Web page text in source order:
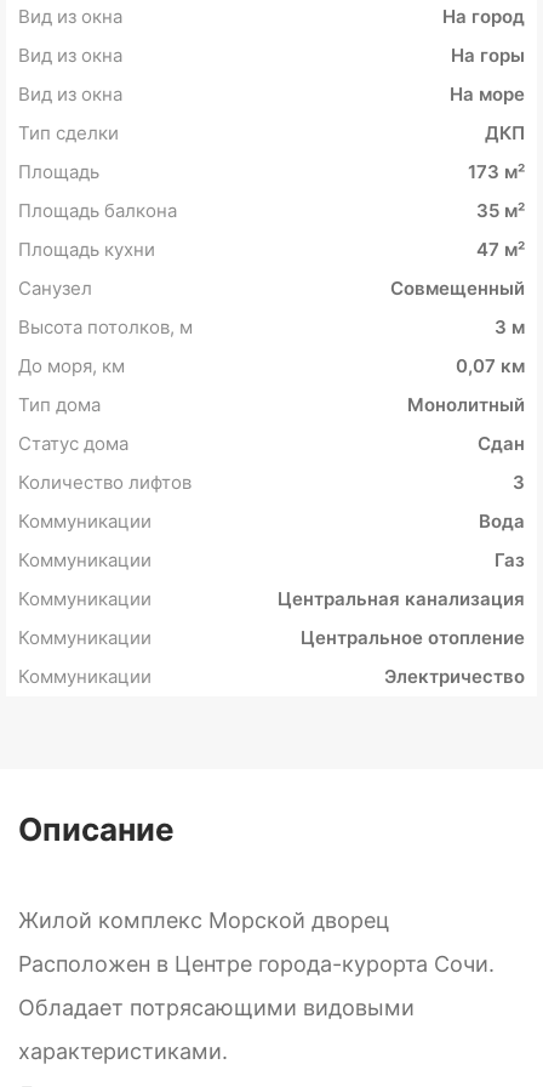
Вид из окна
На город
Вид из окна
На горы
Вид из окна
На море
Тип сделки
ДКП
Площадь
173 м²
Площадь балкона
35 м²
Площадь кухни
47 м²
Санузел
Совмещенный
Высота потолков, м
3 м
До моря, км
0,07 км
Тип дома
Монолитный
Статус дома
Сдан
Количество лифтов
3
Коммуникации
Вода
Коммуникации
Газ
Коммуникации
Центральная канализация
Коммуникации
Центральное отопление
Коммуникации
Электричество
Описание
Жилой комплекс Морской дворец
Расположен в Центре города-курорта Сочи.
Обладает потрясающими видовыми
характеристиками.